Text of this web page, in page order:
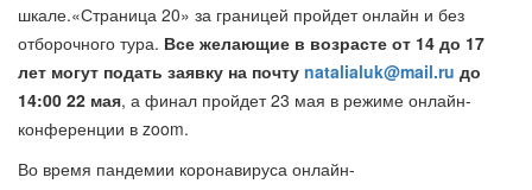
шкале.«Страница 20» за границей пройдет онлайн и без
отборочного тура. Все желающие в возрасте от 14 до 17
лет могут подать заявку на почту natalialuk@mail.ru до
14:00 22 мая, а финал пройдет23 мая в режиме онлайн-
конференции в zoom.
Во время пандемии коронавируса онлайн-